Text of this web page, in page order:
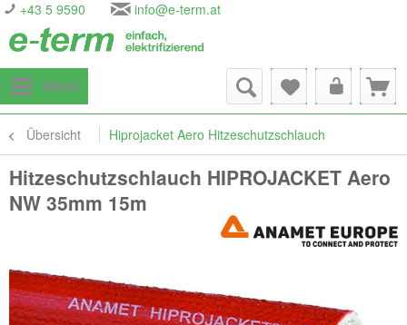
+43 5 9590 info@e-term.at
Menü
Übersicht Hiprojacket Aero Hitzeschutzschlauch
Hitzeschutzschlauch HIPROJACKET Aero
NW 35mm 15m